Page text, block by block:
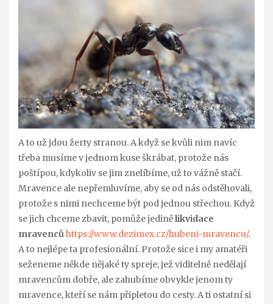
A to už jdou žerty stranou. A když se kvůli nim navíc
třeba musíme v jednom kuse škrábat, protože nás
poštípou, kdykoliv se jim znelíbíme, už to vážně stačí.
Mravence ale nepřemluvíme, aby se od nás odstěhovali,
protože s nimi nechceme být pod jednou střechou. Když
se jich chceme zbavit, pomůže jedinělikvidace
mravencůhttps://www.dezimex.cz/hubeni-mravencu/.
A to nejlépe ta profesionální. Protože sice i my amatéři
seženeme někde nějaké ty spreje, jež viditelně nedělají
mravencům dobře, ale zahubíme obvykle jenom ty
mravence, kteří se nám připletou do cesty. A ti ostatní si